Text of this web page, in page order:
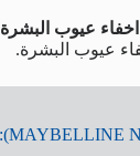
اخفاء عيوب البشرة
عيوب البشرة.